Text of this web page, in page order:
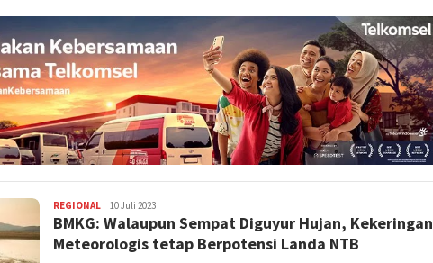
REGIONAL Redaksi
10 Juli 2023
BMKG: Walaupun Sempat Diguyur Hujan, Kekeringan
Meteorologis tetap Berpotensi Landa NTB